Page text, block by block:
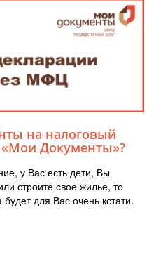
на налоговый
«Мои Документы»?
у Вас есть дети, Вы
строите свое жилье, то
будет для Вас очень кстати.